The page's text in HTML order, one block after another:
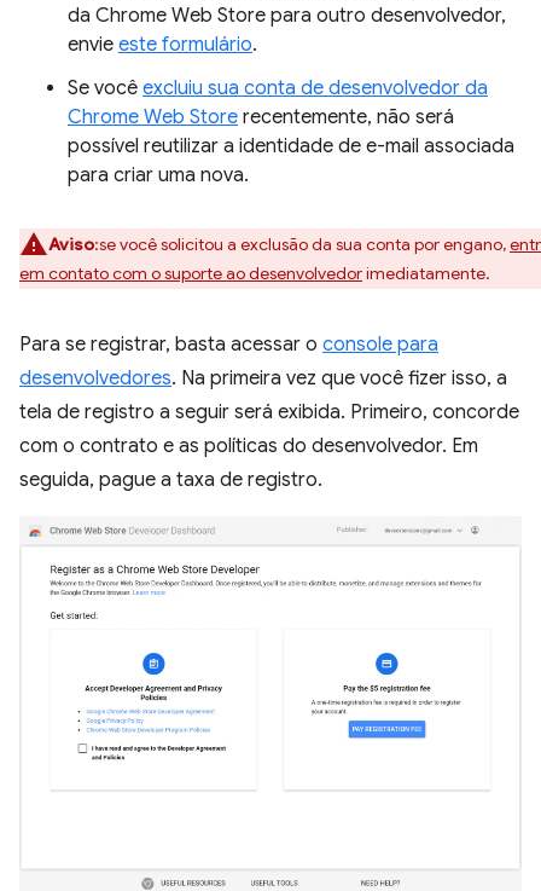
da Chrome Web Store para outro desenvolvedor,
envie este formulário.
Se você excluiu sua conta de desenvolvedor da
Chrome Web Store recentemente, não será
possível reutilizar a identidade de e-mail associada
para criar uma nova.
Aviso:se você solicitou a exclusão da sua conta por engano,
em contato com o suporte ao desenvolvedorimediatamente.
Para se registrar, basta acessar o console para
desenvolvedores. Na primeira vez que você fizer isso, a
tela de registro a seguir será exibida. Primeiro, concorde
com o contrato e as políticas do desenvolvedor. Em
seguida, pague a taxa de registro.